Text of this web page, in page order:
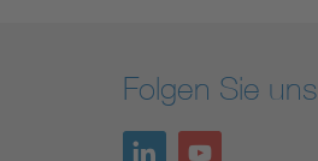
Folgen Sie uns